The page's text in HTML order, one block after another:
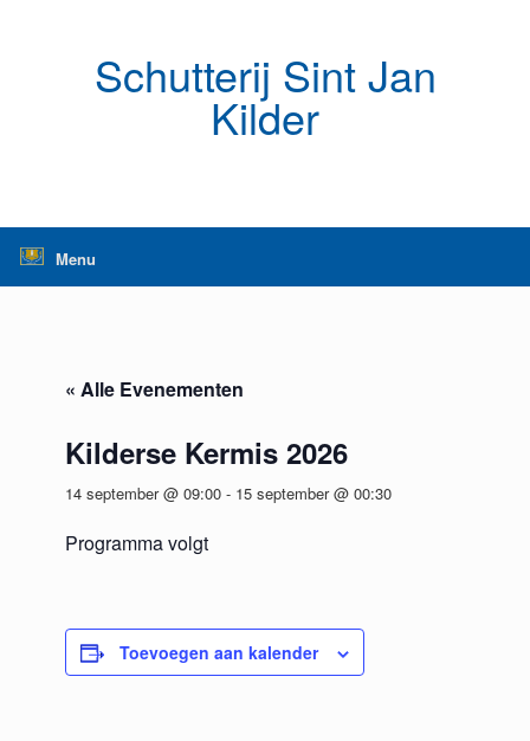
Schutterij Sint Jan
Kilder
Menu
« Alle Evenementen
Kilderse Kermis 2026
14 september @ 09:00 - 15 september @ 00:30
Programma volgt
Toevoegen aan kalender